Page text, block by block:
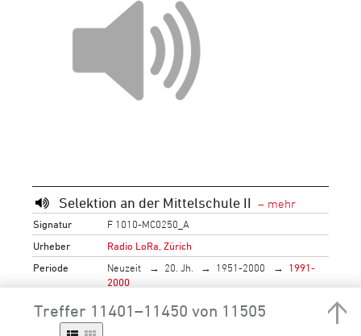
Selektion an der Mittelschule II
Signatur
F 1010-MC0250_A
Urheber
Radio LoRa, Zürich
Periode
Neuzeit 20. Jh. 1951-2000
1991-
2000
2010
2000
Personen
Treffer 11401–11450 von 11505